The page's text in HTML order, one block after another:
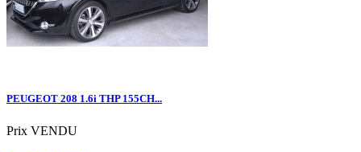
PEUGEOT 208 1.6i THP 155CH...
Prix VENDU